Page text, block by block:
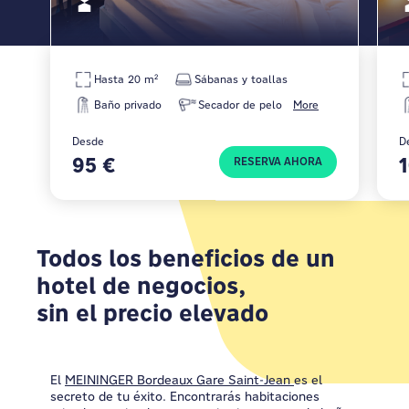
More
Hasta 20 m²
Sábanas y toallas
Baño privado
Secador de pelo
Desde
95 € RESERVA AHORA
Todos los beneficios de un
hotel de negocios,
sin el precio elevado
El MEININGER Bordeaux Gare Saint-Jean es el
secreto de tu éxito. Encontrarás habitaciones